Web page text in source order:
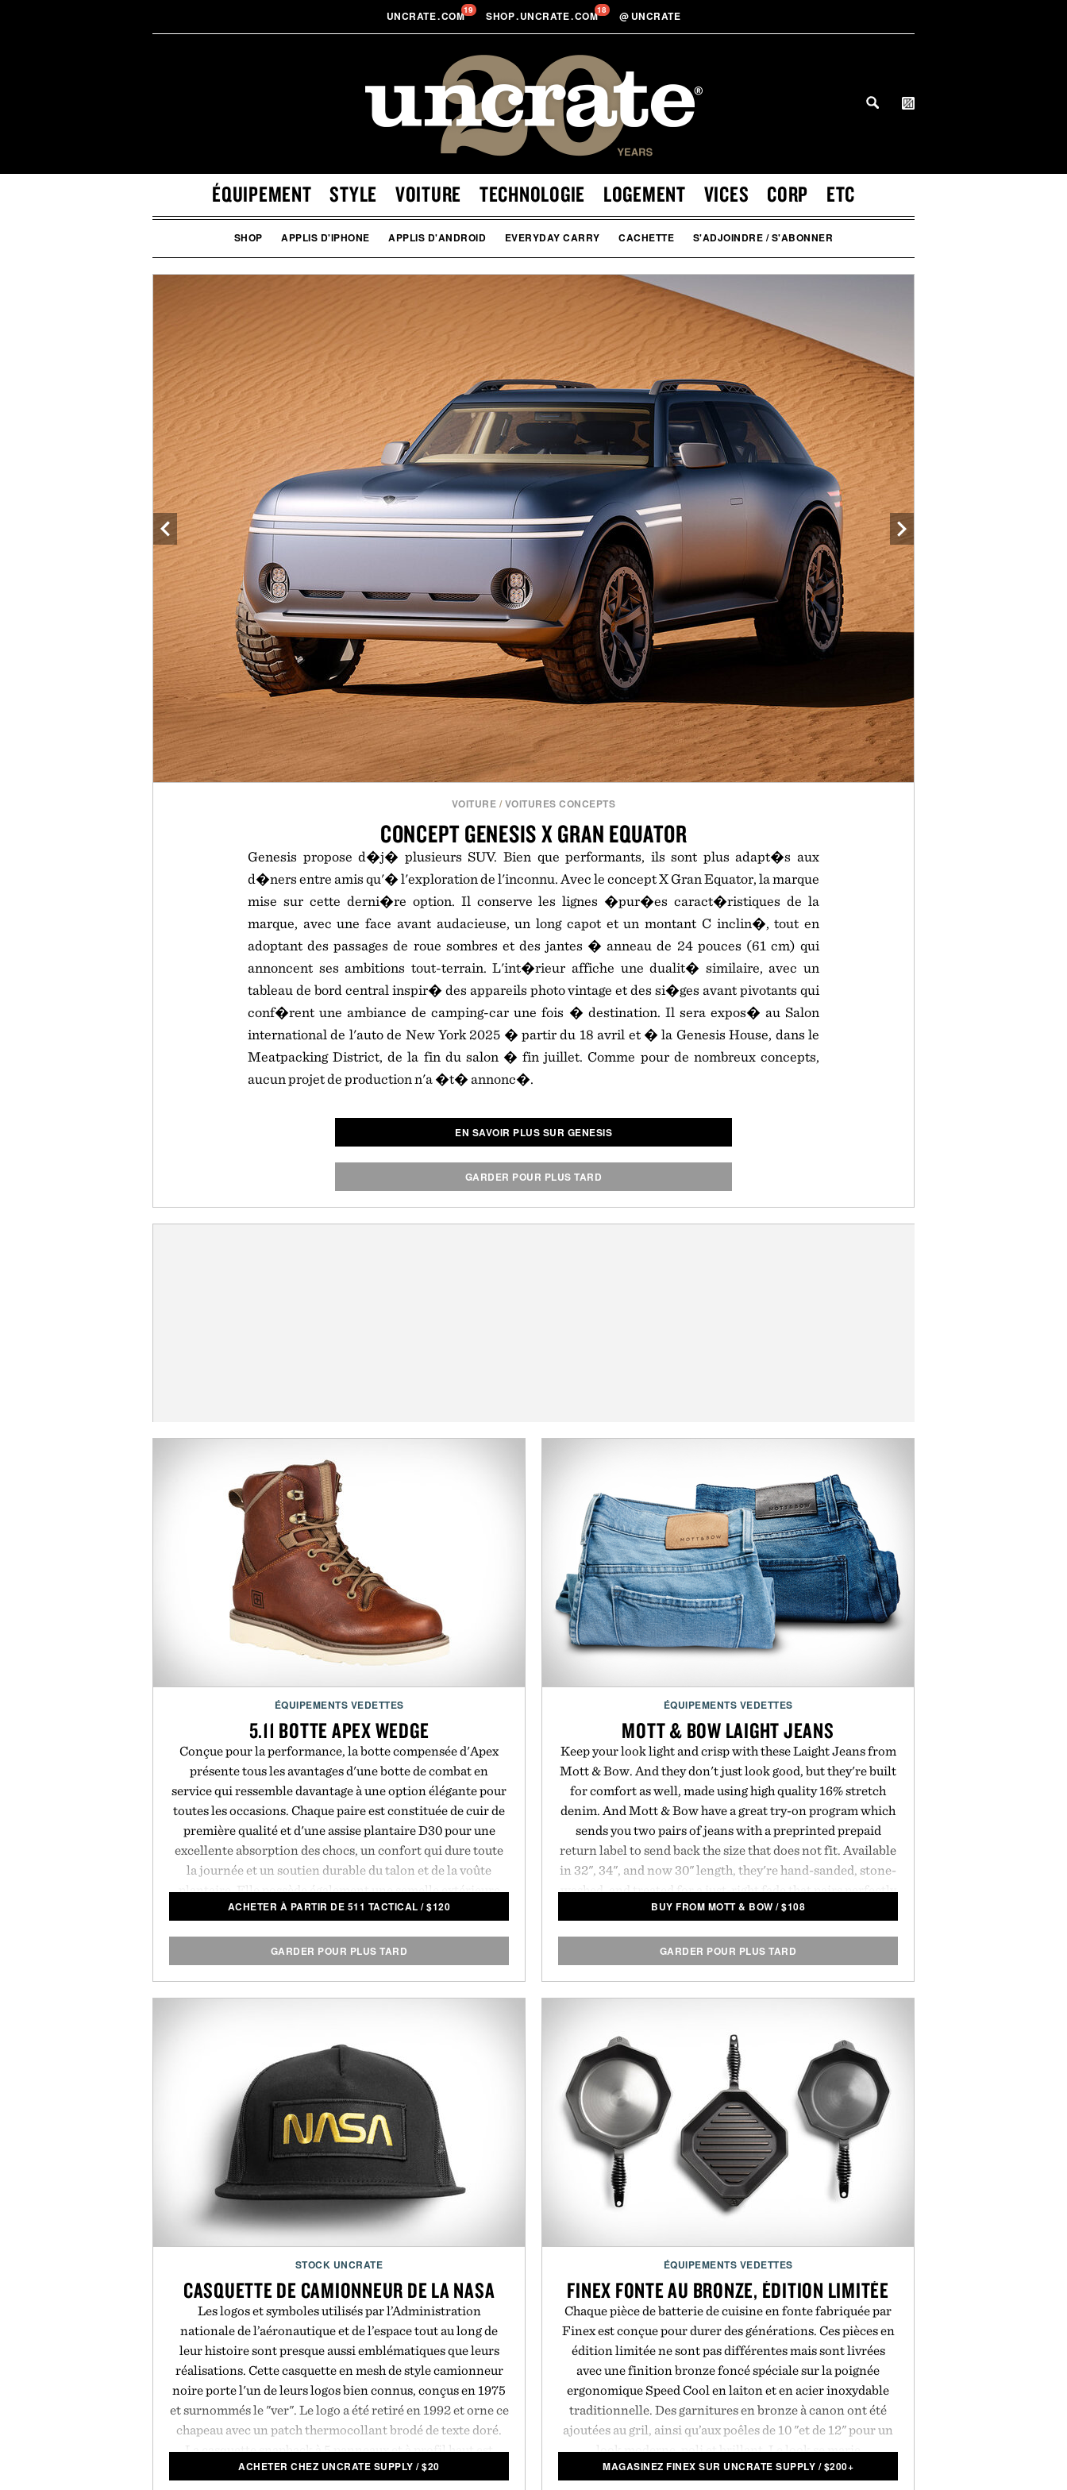
UNCRATE.COM19 SHOP.UNCRATE.COM18 @ UNCRATE
ÉQUIPEMENT STYLE VOITURE TECHNOLOGIE LOGEMENT VICES CORP ETC
SHOP APPLIS D'IPHONE APPLIS D'ANDROID EVERYDAY CARRY CACHETTE S'ADJOINDRE / S'ABONNER
VOITURE / VOITURES CONCEPTS
CONCEPT GENESIS X GRAN EQUATOR
Genesis propose d�j� plusieurs SUV. Bien que performants, ils sont plus adapt�s aux
d�ners entre amis qu'� l'exploration de l'inconnu. Avec le concept X Gran Equator, la marque
mise sur cette derni�re option. Il conserve les lignes �pur�es caract�ristiques de la
marque, avec une face avant audacieuse, un long capot et un montant C inclin�, tout en
adoptant des passages de roue sombres et des jantes � anneau de 24 pouces (61 cm) qui
annoncent ses ambitions tout-terrain. L'int�rieur affiche une dualit� similaire, avec un
tableau de bord central inspir� des appareils photo vintage et des si�ges avant pivotants qui
conf�rent une ambiance de camping-car une fois � destination. Il sera expos� au Salon
international de l'auto de New York 2025 � partir du 18 avril et � la Genesis House, dans le
Meatpacking District, de la fin du salon � fin juillet. Comme pour de nombreux concepts,
aucun projet de production n'a �t� annonc�.
EN SAVOIR PLUS SUR GENESIS
GARDER POUR PLUS TARD
ÉQUIPEMENTS VEDETTES
5.11 BOTTE APEX WEDGE
Conçue pour la performance, la botte compensée d'Apex
présente tous les avantages d'une botte de combat en
service qui ressemble davantage à une option élégante pour
toutes les occasions. Chaque paire est constituée de cuir de
première qualité et d'une assise plantaire D30 pour une
excellente absorption des chocs, un confort qui dure toute
la journée et un soutien durable du talon et de la voûte
plantaire. Elle possède également une semelle extérieure
légère Vibram pour une stabilité et une adhérence
sur le long terme. Présenté par 5.11 Tactical.
ACHETER À PARTIR DE 511 TACTICAL /$120
GARDER POUR PLUS TARD
ÉQUIPEMENTS VEDETTES
MOTT & BOW LAIGHT JEANS
Keep your look light and crisp with these Laight Jeans from
Mott & Bow. And they don't just look good, but they're built
for comfort as well, made using high quality 16% stretch
denim. And Mott & Bow have a great try-on program which
sends you two pairs of jeans with a preprinted prepaid
return label to send back the size that does not fit. Available
in 32", 34", and now 30" length, they're hand-sanded, stone-
washed, and treated for a just-right fade that pairs perfectly
with bright spring and summer tops and requires no break-
Presented by Mott & Bow.
BUY FROM MOTT & BOW /$108
GARDER POUR PLUS TARD
STOCK UNCRATE
CASQUETTE DE CAMIONNEUR DE LA NASA
Les logos et symboles utilisés par l’Administration
nationale de l’aéronautique et de l’espace tout au long de
leur histoire sont presque aussi emblématiques que leurs
réalisations. Cette casquette en mesh de style camionneur
noire porte l'un de leurs logos bien connus, conçus en 1975
et surnommés le "ver". Le logo a été retiré en 1992 et orne ce
chapeau avec un patch thermocollant brodé de texte doré.
La casquette snapback à 5 panneaux et à profil haut est
légère et respirante et ajoute une touche nostalgique à votre
ACHETER CHEZ UNCRATE SUPPLY /$20
ÉQUIPEMENTS VEDETTES
FINEX FONTE AU BRONZE, ÉDITION LIMITÉE
Chaque pièce de batterie de cuisine en fonte fabriquée par
Finex est conçue pour durer des générations. Ces pièces en
édition limitée ne sont pas différentes mais sont livrées
avec une finition bronze foncé spéciale sur la poignée
ergonomique Speed Cool en laiton et en acier inoxydable
traditionnelle. Des garnitures en bronze à canon ont été
ajoutées au gril, ainsi qu’aux poêles de 10 "et de 12" pour un
look moderne, poli et brillant. Le look se marie
parfaitement à la fonte polyvalente et durable, qui offre une
MAGASINEZ FINEX SUR UNCRATE SUPPLY /$200+